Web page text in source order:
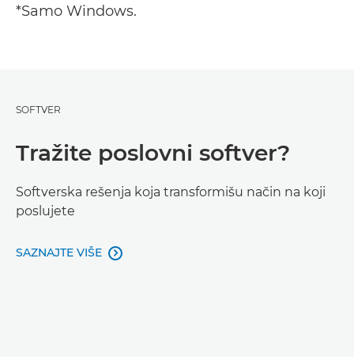
*Samo Windows.
SOFTVER
Tražite poslovni softver?
Softverska rešenja koja transformišu način na koji
poslujete
SAZNAJTE VIŠE 